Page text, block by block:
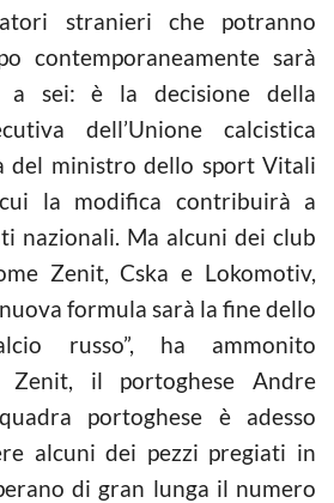
stranieri che potranno
contemporaneamente sarà
sei: è la decisione della
dell’Unione calcistica
del ministro dello sport Vitali
la modifica contribuirà a
nazionali. Ma alcuni dei club
Zenit, Cska e Lokomotiv,
formula sarà la fine dello
russo”, ha ammonito
Zenit, il portoghese Andre
portoghese è adesso
alcuni dei pezzi pregiati in
di gran lunga il numero